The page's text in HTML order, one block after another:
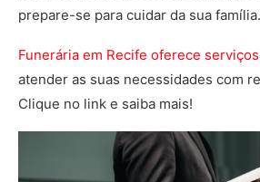
prepare-se para cuidar da sua família.
Funerária em Recife oferece
atender as suas necessidades com
Clique no link e saiba mais!